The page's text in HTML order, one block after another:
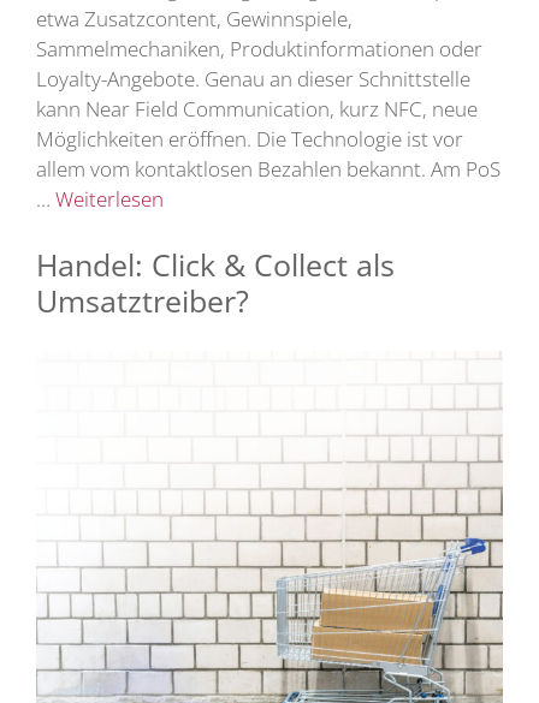
etwa Zusatzcontent, Gewinnspiele,
Sammelmechaniken, Produktinformationen oder
Loyalty-Angebote. Genau an dieser Schnittstelle
kann Near Field Communication, kurz NFC, neue
Möglichkeiten eröffnen. Die Technologie ist vor
allem vom kontaktlosen Bezahlen bekannt. Am PoS
… Weiterlesen
Handel: Click & Collect als
Umsatztreiber?